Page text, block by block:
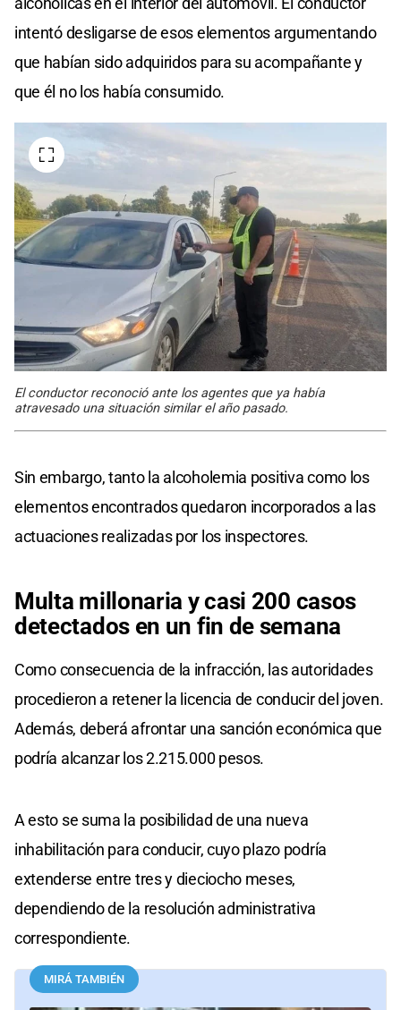
intentó desligarse de esos elementos argumentando
que habían sido adquiridos para su acompañante y
que él no los había consumido.
El conductor reconoció ante los agentes que ya había
atravesado una situación similar el año pasado.
Sin embargo, tanto la alcoholemia positiva como los
elementos encontrados quedaron incorporados a las
actuaciones realizadas por los inspectores.
Multa millonaria y casi 200 casos
detectados en un fin de semana
Como consecuencia de la infracción, las autoridades
procedieron a retener la licencia de conducir del joven.
Además, deberá afrontar una sanción económica que
podría alcanzar los 2.215.000 pesos.
A esto se suma la posibilidad de una nueva
inhabilitación para conducir, cuyo plazo podría
extenderse entre tres y dieciocho meses,
dependiendo de la resolución administrativa
correspondiente.
MIRÁ TAMBIÉN